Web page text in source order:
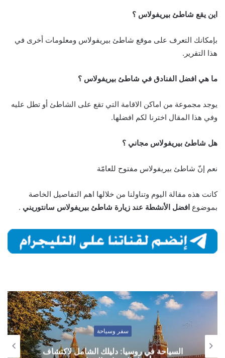
اين يقع شاطئ بيريفولاس ؟
بإمكانك التعرف على موقع شاطئ بيريفولاس ومعلومات أخرى في
هذا التقرير.
ما هي افضل الفنادق في شاطئ بيريفولاس ؟
يوجد مجموعة من اماكن الاقامة التي تقع على الشاطئ أو تطل عليه
وفي هذا المقال اخترنا لكم افضلها.
هل شاطئ بيريفولاس مجاني ؟
نعم إنّ شاطئ بيريفولاس مفتوح للعامّة
كانت هذه مقالة اليوم وتناولنا من خلالها اهم التفاصيل الخاصة
بموضوع افضل الأنشطة عند زيارة شاطئ بيريفولاس سانتوريني .
سفر وسياحة
السياحة في روسيا: دليلك الشامل لاكتشاف